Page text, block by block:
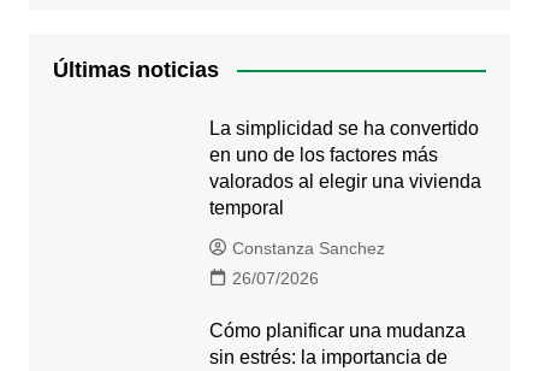
Últimas noticias
La simplicidad se ha convertido
en uno de los factores más
valorados al elegir una vivienda
temporal
Constanza Sanchez
26/07/2026
Cómo planificar una mudanza
sin estrés: la importancia de